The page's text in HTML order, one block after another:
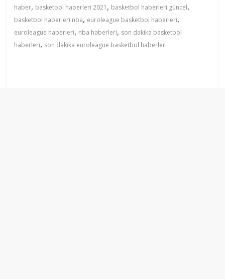
haber, basketbol haberleri 2021 , basketbol haberleri güncel,
basketbol haberleri nba, euroleague basketbol haberleri,
euroleague haberleri, nba haberleri, son dakika basketbol
haberleri, son dakika euroleague basketbol haberleri